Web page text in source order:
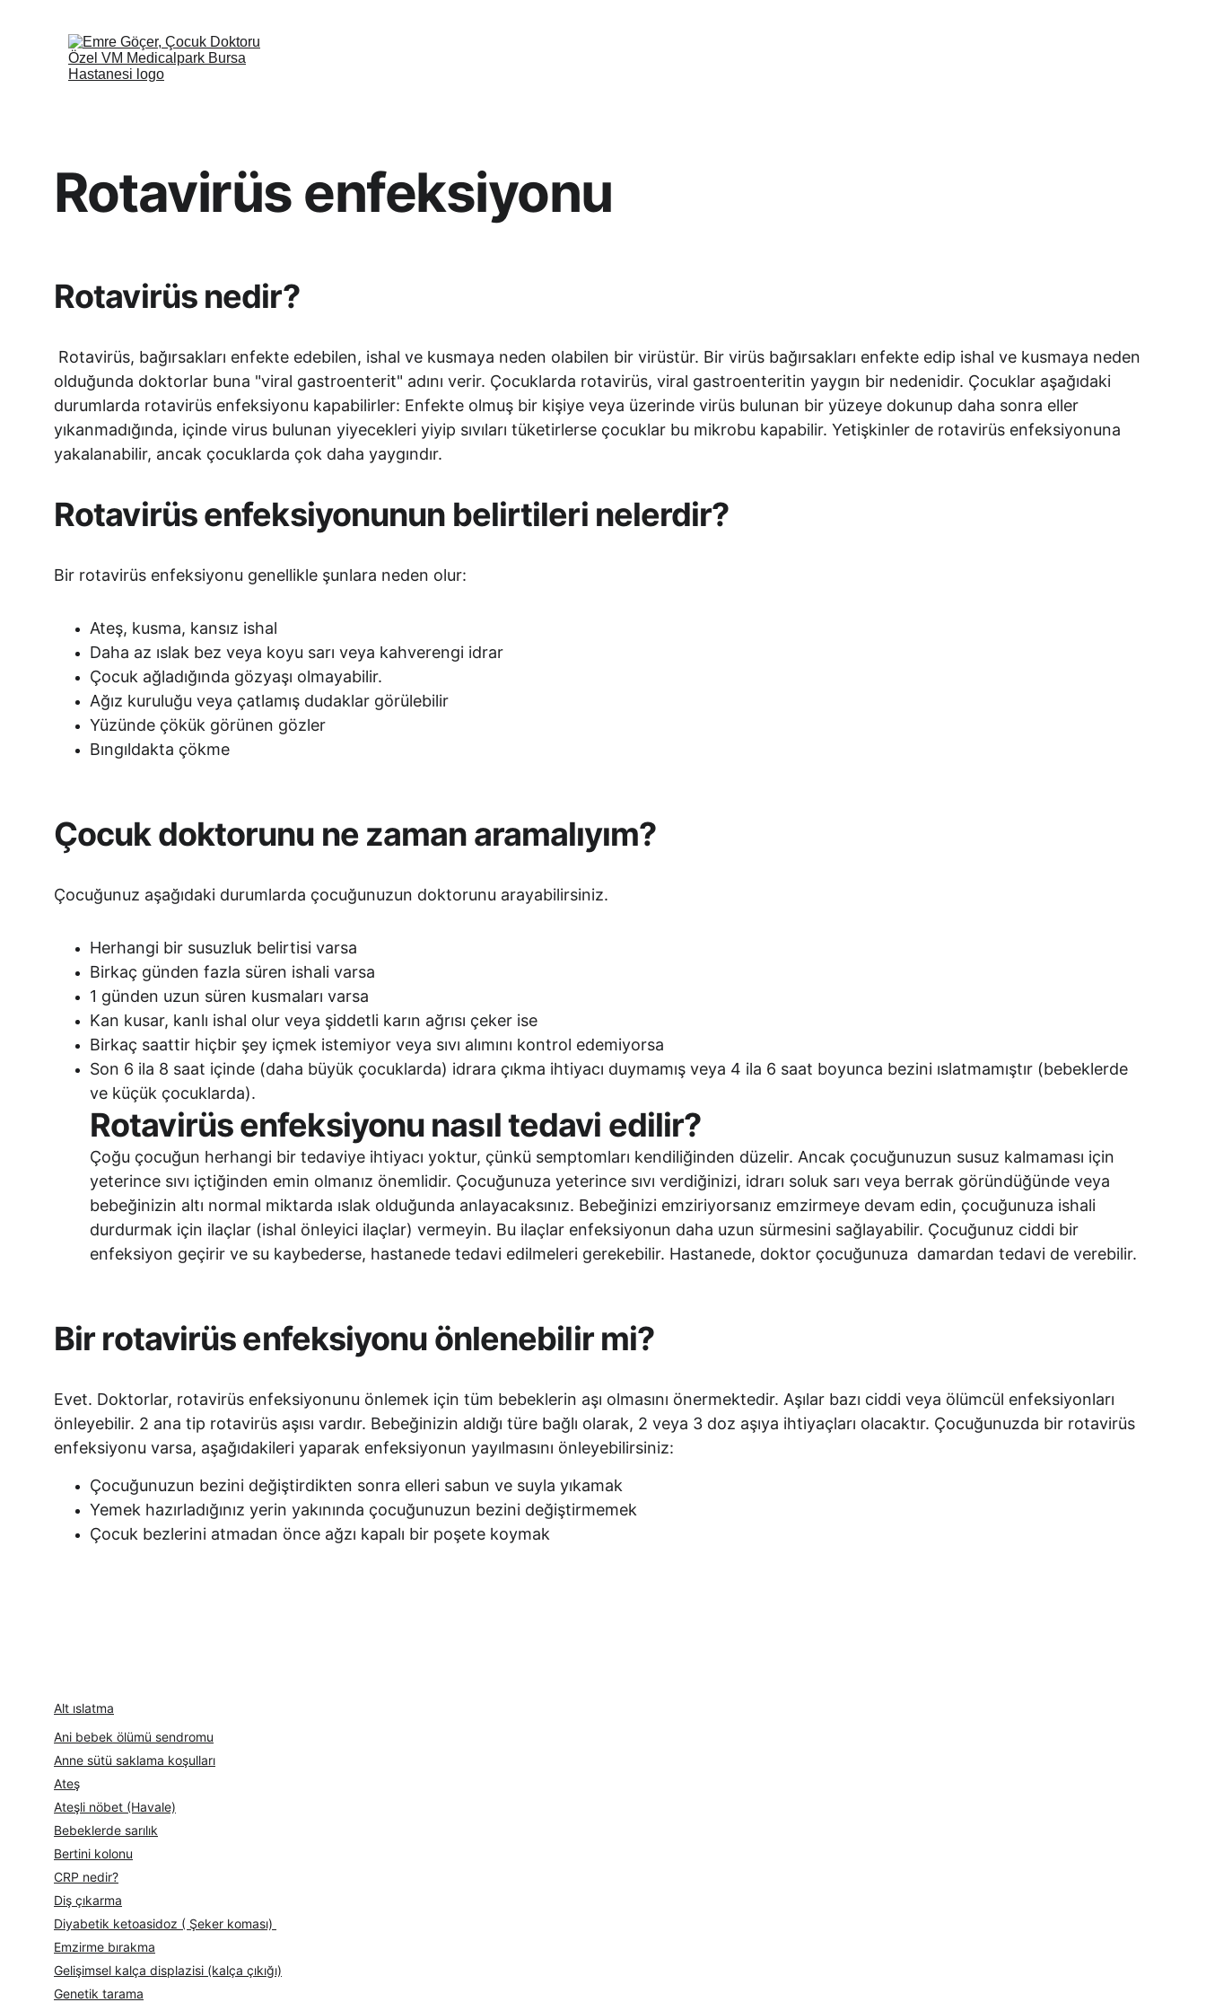
Rotavirüs nedir?
olduğunda doktorlar buna "viral gastroenterit" adını verir. Çocuklarda rotavirüs, viral gastroenteritin yaygın bir nedenidir. Çocuklar aşağıdaki
durumlarda rotavirüs enfeksiyonu kapabilirler: Enfekte olmuş bir kişiye veya üzerinde virüs bulunan bir yüzeye dokunup daha sonra eller
yıkanmadığında, içinde virus bulunan yiyecekleri yiyip sıvıları tüketirlerse çocuklar bu mikrobu kapabilir. Yetişkinler de rotavirüs enfeksiyonuna
yakalanabilir, ancak çocuklarda çok daha yaygındır.
Rotavirüs enfeksiyonunun belirtileri nelerdir?
Bir rotavirüs enfeksiyonu genellikle şunlara neden olur:
Ateş, kusma, kansız ishal
Daha az ıslak bez veya koyu sarı veya kahverengi idrar
Çocuk ağladığında gözyaşı olmayabilir.
Ağız kuruluğu veya çatlamış dudaklar görülebilir
Yüzünde çökük görünen gözler
Bıngıldakta çökme
Çocuk doktorunu ne zaman aramalıyım?
Çocuğunuz aşağıdaki durumlarda çocuğunuzun doktorunu arayabilirsiniz.
Herhangi bir susuzluk belirtisi varsa
Birkaç günden fazla süren ishali varsa
1 günden uzun süren kusmaları varsa
Kan kusar, kanlı ishal olur veya şiddetli karın ağrısı çeker ise
Birkaç saattir hiçbir şey içmek istemiyor veya sıvı alımını kontrol edemiyorsa
Son 6 ila 8 saat içinde (daha büyük çocuklarda) idrara çıkma ihtiyacı duymamış veya 4 ila 6 saat boyunca bezini ıslatmamıştır (bebeklerde
ve küçük çocuklarda).
Rotavirüs enfeksiyonu nasıl tedavi edilir?
Çoğu çocuğun herhangi bir tedaviye ihtiyacı yoktur, çünkü semptomları kendiliğinden düzelir. Ancak çocuğunuzun susuz kalmaması için
yeterince sıvı içtiğinden emin olmanız önemlidir. Çocuğunuza yeterince sıvı verdiğinizi, idrarı soluk sarı veya berrak göründüğünde veya
bebeğinizin altı normal miktarda ıslak olduğunda anlayacaksınız. Bebeğinizi emziriyorsanız emzirmeye devam edin, çocuğunuza ishali
durdurmak için ilaçlar (ishal önleyici ilaçlar) vermeyin. Bu ilaçlar enfeksiyonun daha uzun sürmesini sağlayabilir. Çocuğunuz ciddi bir
enfeksiyon geçirir ve su kaybederse, hastanede tedavi edilmeleri gerekebilir. Hastanede, doktor çocuğunuza  damardan tedavi de verebilir.
Bir rotavirüs enfeksiyonu önlenebilir mi?
Evet. Doktorlar, rotavirüs enfeksiyonunu önlemek için tüm bebeklerin aşı olmasını önermektedir. Aşılar bazı ciddi veya ölümcül enfeksiyonları
önleyebilir. 2 ana tip rotavirüs aşısı vardır. Bebeğinizin aldığı türe bağlı olarak, 2 veya 3 doz aşıya ihtiyaçları olacaktır. Çocuğunuzda bir rotavirüs
enfeksiyonu varsa, aşağıdakileri yaparak enfeksiyonun yayılmasını önleyebilirsiniz:
Çocuğunuzun bezini değiştirdikten sonra elleri sabun ve suyla yıkamak
Yemek hazırladığınız yerin yakınında çocuğunuzun bezini değiştirmemek
Çocuk bezlerini atmadan önce ağzı kapalı bir poşete koymak
Rotavirüs enfeksiyonu
Alt ıslatma
Ani bebek ölümü sendromu
Anne sütü saklama koşulları
Ateş
Ateşli nöbet (Havale)
Bebeklerde sarılık
Bertini kolonu
CRP nedir?
Diş çıkarma
Diyabetik ketoasidoz ( Şeker koması)
Emzirme bırakma
Gelişimsel kalça displazisi (kalça çıkığı)
Genetik tarama